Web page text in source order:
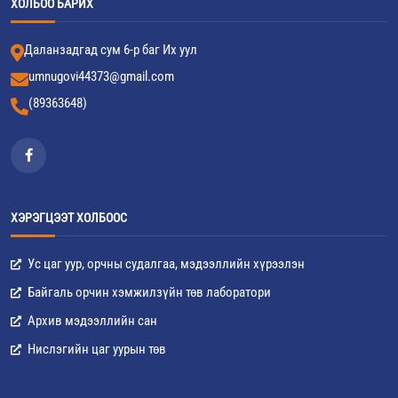
ХОЛБОО БАРИХ
Даланзадгад сум 6-р баг Их уул
umnugovi44373@gmail.com
(89363648)
ХЭРЭГЦЭЭТ ХОЛБООС
Ус цаг уур, орчны судалгаа, мэдээллийн хүрээлэн
Байгаль орчин хэмжилзүйн төв лаборатори
Архив мэдээллийн сан
Нислэгийн цаг уурын төв